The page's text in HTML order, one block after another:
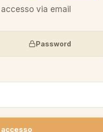
via email
Password